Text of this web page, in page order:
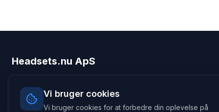
Vi bruger cookies
Vi bruger cookies for at forbedre din oplevelse på
Headsets.nu ApS
kommunikations- & special løsninger til B2B er vi en af de
største leverandører på markedet